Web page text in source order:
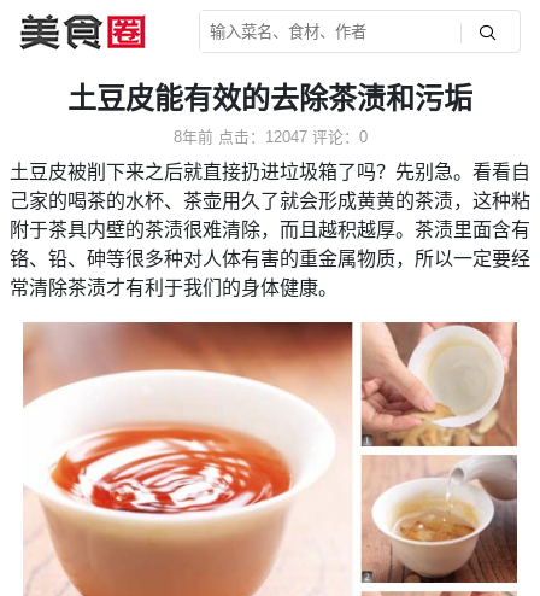
土豆皮能有效的去除茶渍和污垢
8年前 点击：12047 评论：0
土豆皮被削下来之后就直接扔进垃圾箱了吗？先别急。看看自
己家的喝茶的水杯、茶壶用久了就会形成黄黄的茶渍，这种粘
附于茶具内壁的茶渍很难清除，而且越积越厚。茶渍里面含有
铬、铅、砷等很多种对人体有害的重金属物质，所以一定要经
常清除茶渍才有利于我们的身体健康。